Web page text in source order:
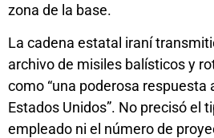
zona de la base.
La cadena estatal iraní
archivo de misiles balísticos y
como “una poderosa respuesta
Estados Unidos”. No precisó el
empleado ni el número de